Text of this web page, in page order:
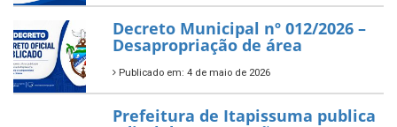
Decreto Municipal nº 012/2026 –
Desapropriação de área
Publicado em: 4 de maio de 2026
Prefeitura de Itapissuma publica